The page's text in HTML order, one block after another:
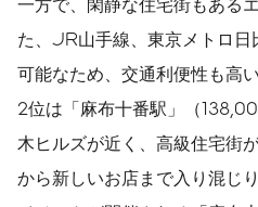
た、JR山手線、東京メトロ日
可能なため、交通利便性も高
2位は「麻布十番駅」（
木ヒルズが近く、高級住宅街
から新しいお店まで入り混じ